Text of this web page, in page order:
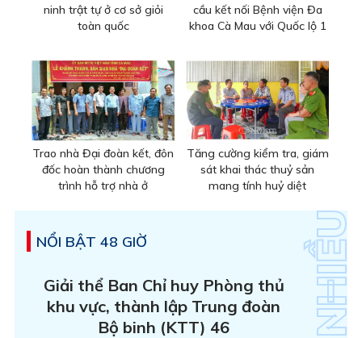
ninh trật tự ở cơ sở giỏi
toàn quốc
cầu kết nối Bệnh viện Đa
khoa Cà Mau với Quốc lộ 1
Trao nhà Đại đoàn kết, đôn
đốc hoàn thành chương
trình hỗ trợ nhà ở
Tăng cường kiểm tra, giám
sát khai thác thuỷ sản
mang tính huỷ diệt
NỔI BẬT 48 GIỜ
Giải thể Ban Chỉ huy Phòng thủ
khu vực, thành lập Trung đoàn
Bộ binh (KTT) 46